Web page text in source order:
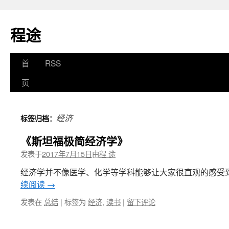
程途
跳
文
首
页
RSS
标签归档： 经济
《斯坦福极简经济学》
发表于2017年7月15日由程 途
经济学并不像医学、化学等学科能够让大家很直观的感
续阅读 →
发表在 总结 | 标签为 经济, 读书 | 留下评论